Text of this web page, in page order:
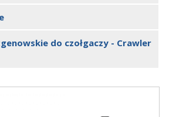
do czołgaczy - Crawler